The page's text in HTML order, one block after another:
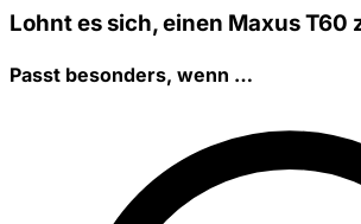
Lohnt es sich, einen Maxus T60
Passt besonders, wenn …